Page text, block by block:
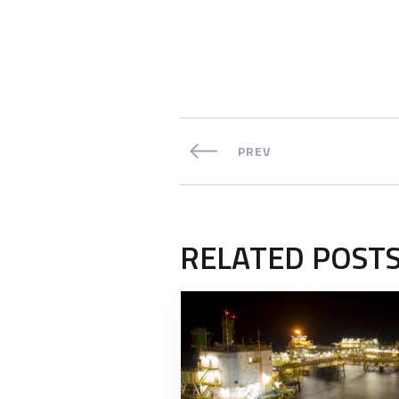
PREV
RELATED